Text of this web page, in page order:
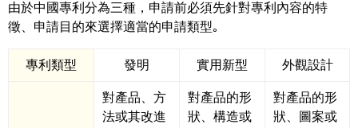
由於中國專利分為三種，申請前必須先針對專利內容的特
徵、申請目的來選擇適當的申請類型｡
專利類型 發明 實用新型 外觀設計
對產品、方
法或其改進
對產品的形
狀、構造或
對產品的形
狀、圖案或